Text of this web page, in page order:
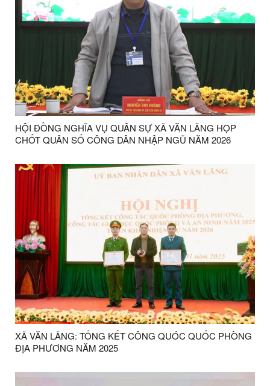
HỘI ĐỒNG NGHĨA VỤ QUÂN SỰ XÃ VĂN LÃNG HỌP
CHỐT QUÂN SỐ CÔNG DÂN NHẬP NGŨ NĂM 2026
XÃ VĂN LÃNG: TỔNG KẾT CÔNG QUÓC QUỐC PHÒNG
ĐỊA PHƯƠNG NĂM 2025